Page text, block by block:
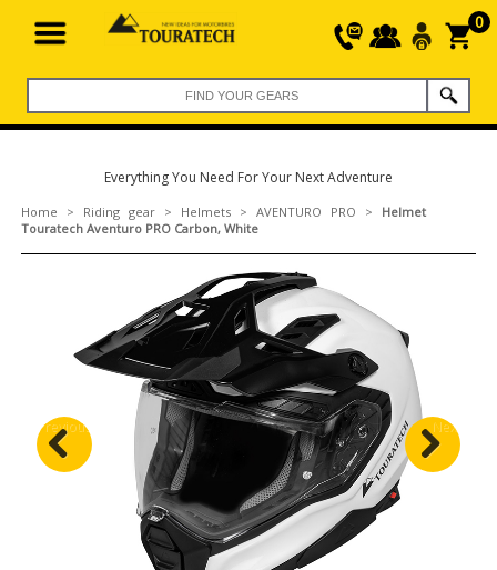
0
Everything You Need For Your Next Adventure
Home > Riding gear> Helmets> AVENTURO PRO > Helmet
Touratech Aventuro PRO Carbon, White
Previous Next